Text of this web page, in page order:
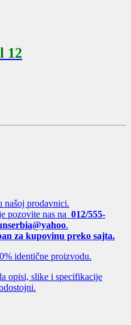
12
našoj prodavnici.
pozovite nas na 012/555-
.
za kupovinu preko sajta.
identične proizvodu.
opisi, slike i specifikacije